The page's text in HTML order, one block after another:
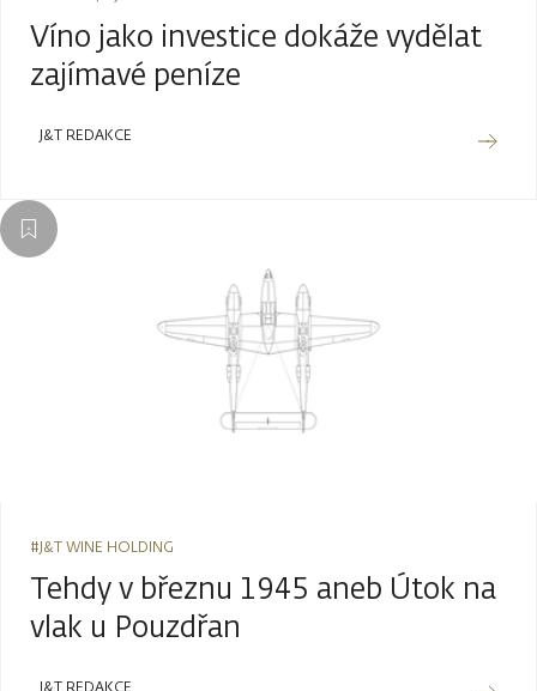
Víno jako investice dokáže vydělat
zajímavé peníze
J&T REDAKCE
#J&T WINE HOLDING
Tehdy v březnu 1945 aneb Útok na
vlak u Pouzdřan
J&T REDAKCE